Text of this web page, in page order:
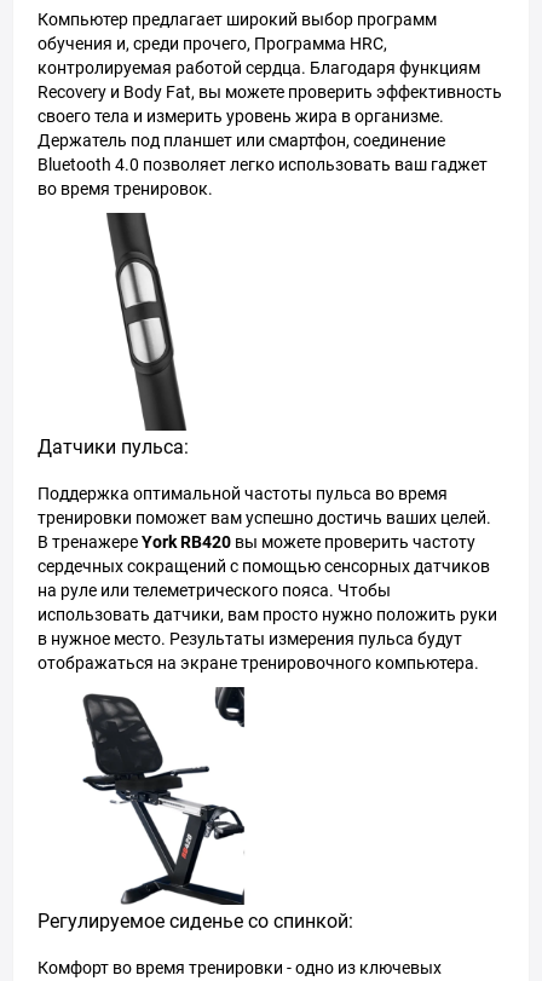
Компьютер предлагает широкий выбор программ
обучения и, среди прочего, Программа HRC,
контролируемая работой сердца. Благодаря функциям
Recovery и Body Fat, вы можете проверить эффективность
своего тела и измерить уровень жира в организме.
Держатель под планшет или смартфон, соединение
Bluetooth 4.0 позволяет легко использовать ваш гаджет
во время тренировок.
Датчики пульса:
Поддержка оптимальной частоты пульса во время
тренировки поможет вам успешно достичь ваших целей.
В тренажереYork RB420 вы можете проверить частоту
сердечных сокращений с помощью сенсорных датчиков
на руле или телеметрического пояса. Чтобы
использовать датчики, вам просто нужно положить руки
в нужное место. Результаты измерения пульса будут
отображаться на экране тренировочного компьютера.
Регулируемое сиденье со спинкой:
Комфорт во время тренировки - одно из ключевых